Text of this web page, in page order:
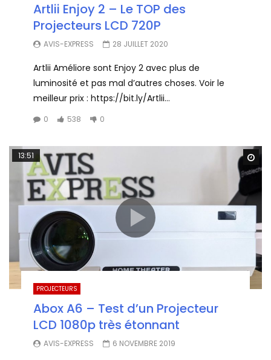
Artlii Enjoy 2 – Le TOP des
Projecteurs LCD 720P
AVIS-EXPRESS 28 JUILLET 2020
Artlii Améliore sont Enjoy 2 avec plus de
luminosité et pas mal d’autres choses. Voir le
meilleur prix : https://bit.ly/Artlii...
0 538 0
13:51
PROJECTEURS
Abox A6 – Test d’un Projecteur
LCD 1080p très étonnant
AVIS-EXPRESS 6 NOVEMBRE 2019